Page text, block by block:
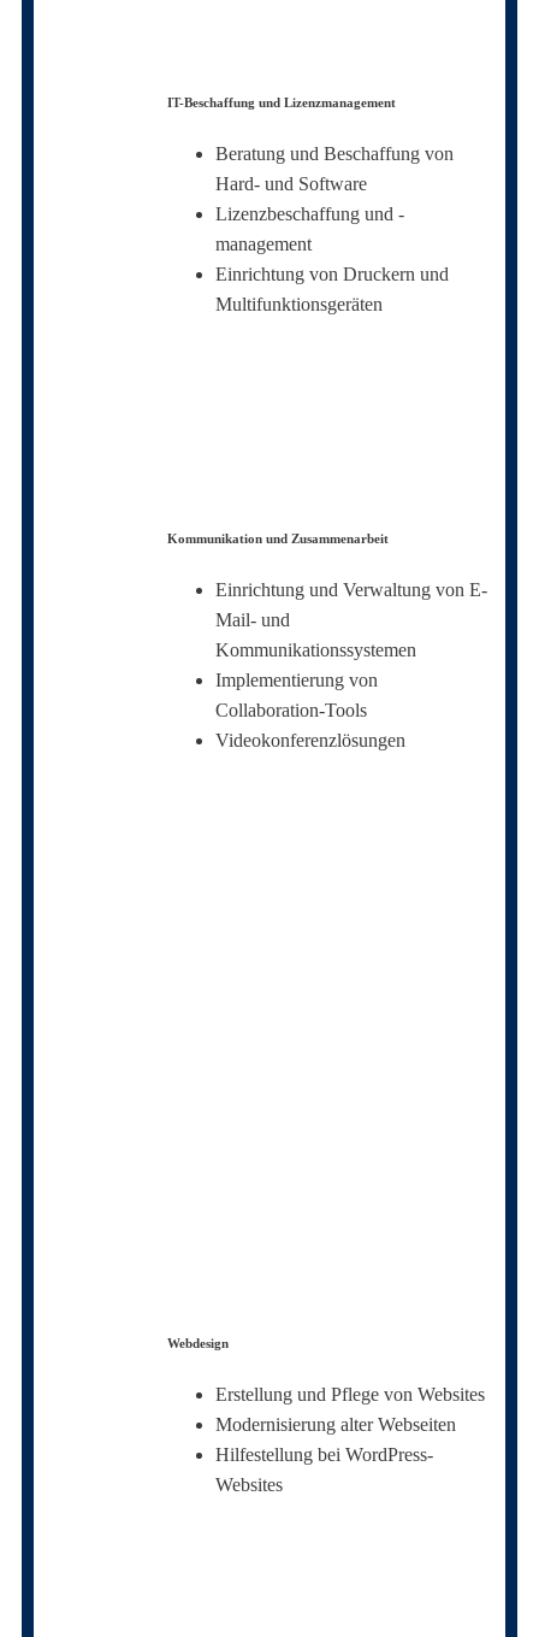
IT-Beschaffung und Lizenzmanagement
Beratung und Beschaffung von
Hard- und Software
Lizenzbeschaffung und -
management
Einrichtung von Druckern und
Multifunktionsgeräten
Kommunikation und Zusammenarbeit
Einrichtung und Verwaltung von E-
Mail- und
Kommunikationssystemen
Implementierung von
Collaboration-Tools
Videokonferenzlösungen
Webdesign
Erstellung und Pflege von Websites
Modernisierung alter Webseiten
Hilfestellung bei WordPress-
Websites